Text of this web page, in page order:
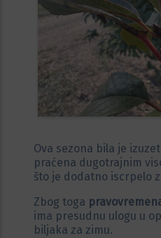
Ova sezona bila je
praćena dugotrajnim
što je dodatno iscrpelo
Zbog toga
ima presudnu ulogu u
biljaka za zimu.